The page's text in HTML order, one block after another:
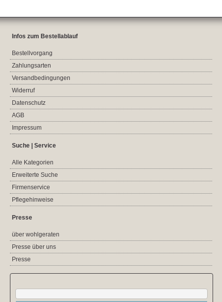
Infos zum Bestellablauf
Bestellvorgang
Zahlungsarten
Versandbedingungen
Widerruf
Datenschutz
AGB
Impressum
Suche | Service
Alle Kategorien
Erweiterte Suche
Firmenservice
Pflegehinweise
Presse
über wohlgeraten
Presse über uns
Presse